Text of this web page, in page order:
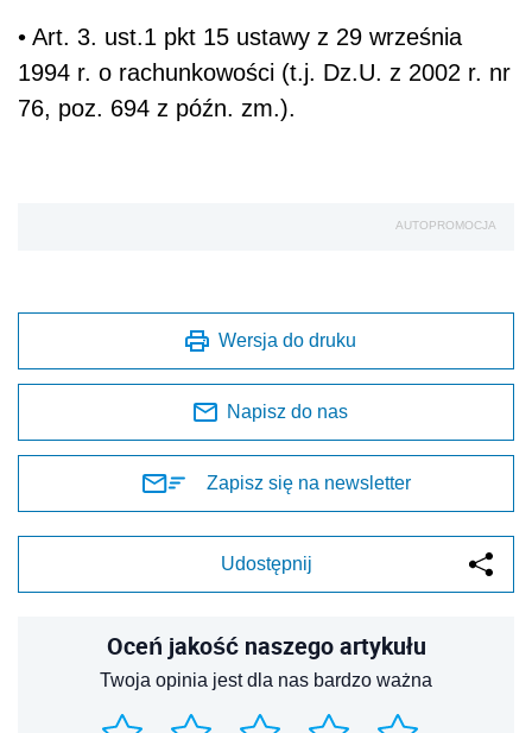
• Art. 3. ust.1 pkt 15 ustawy z 29 września
1994 r. o rachunkowości (t.j. Dz.U. z 2002 r. nr
76, poz. 694 z późn. zm.).
AUTOPROMOCJA
Wersja do druku
Napisz do nas
Zapisz się na newsletter
Udostępnij
Oceń jakość naszego artykułu
Twoja opinia jest dla nas bardzo ważna